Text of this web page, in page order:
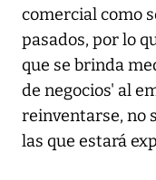
comercial como
pasados, por lo
que se brinda
de negocios' al
reinventarse, no
las que estará